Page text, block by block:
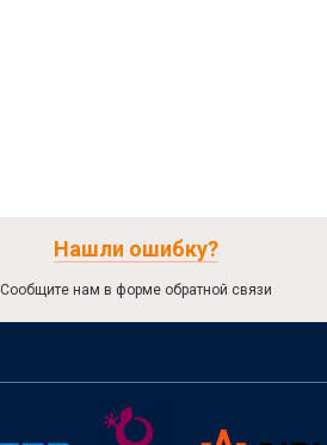
Нашли ошибку?
Сообщите нам в форме обратной связи